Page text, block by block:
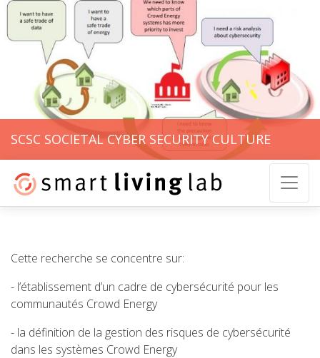
SCSC SOCIETAL CYBER SECURITY CULTURE
Cette recherche se concentre sur:
- l’établissement d’un cadre de cybersécurité pour les
communautés Crowd Energy
- la définition de la gestion des risques de cybersécurité
dans les systèmes Crowd Energy